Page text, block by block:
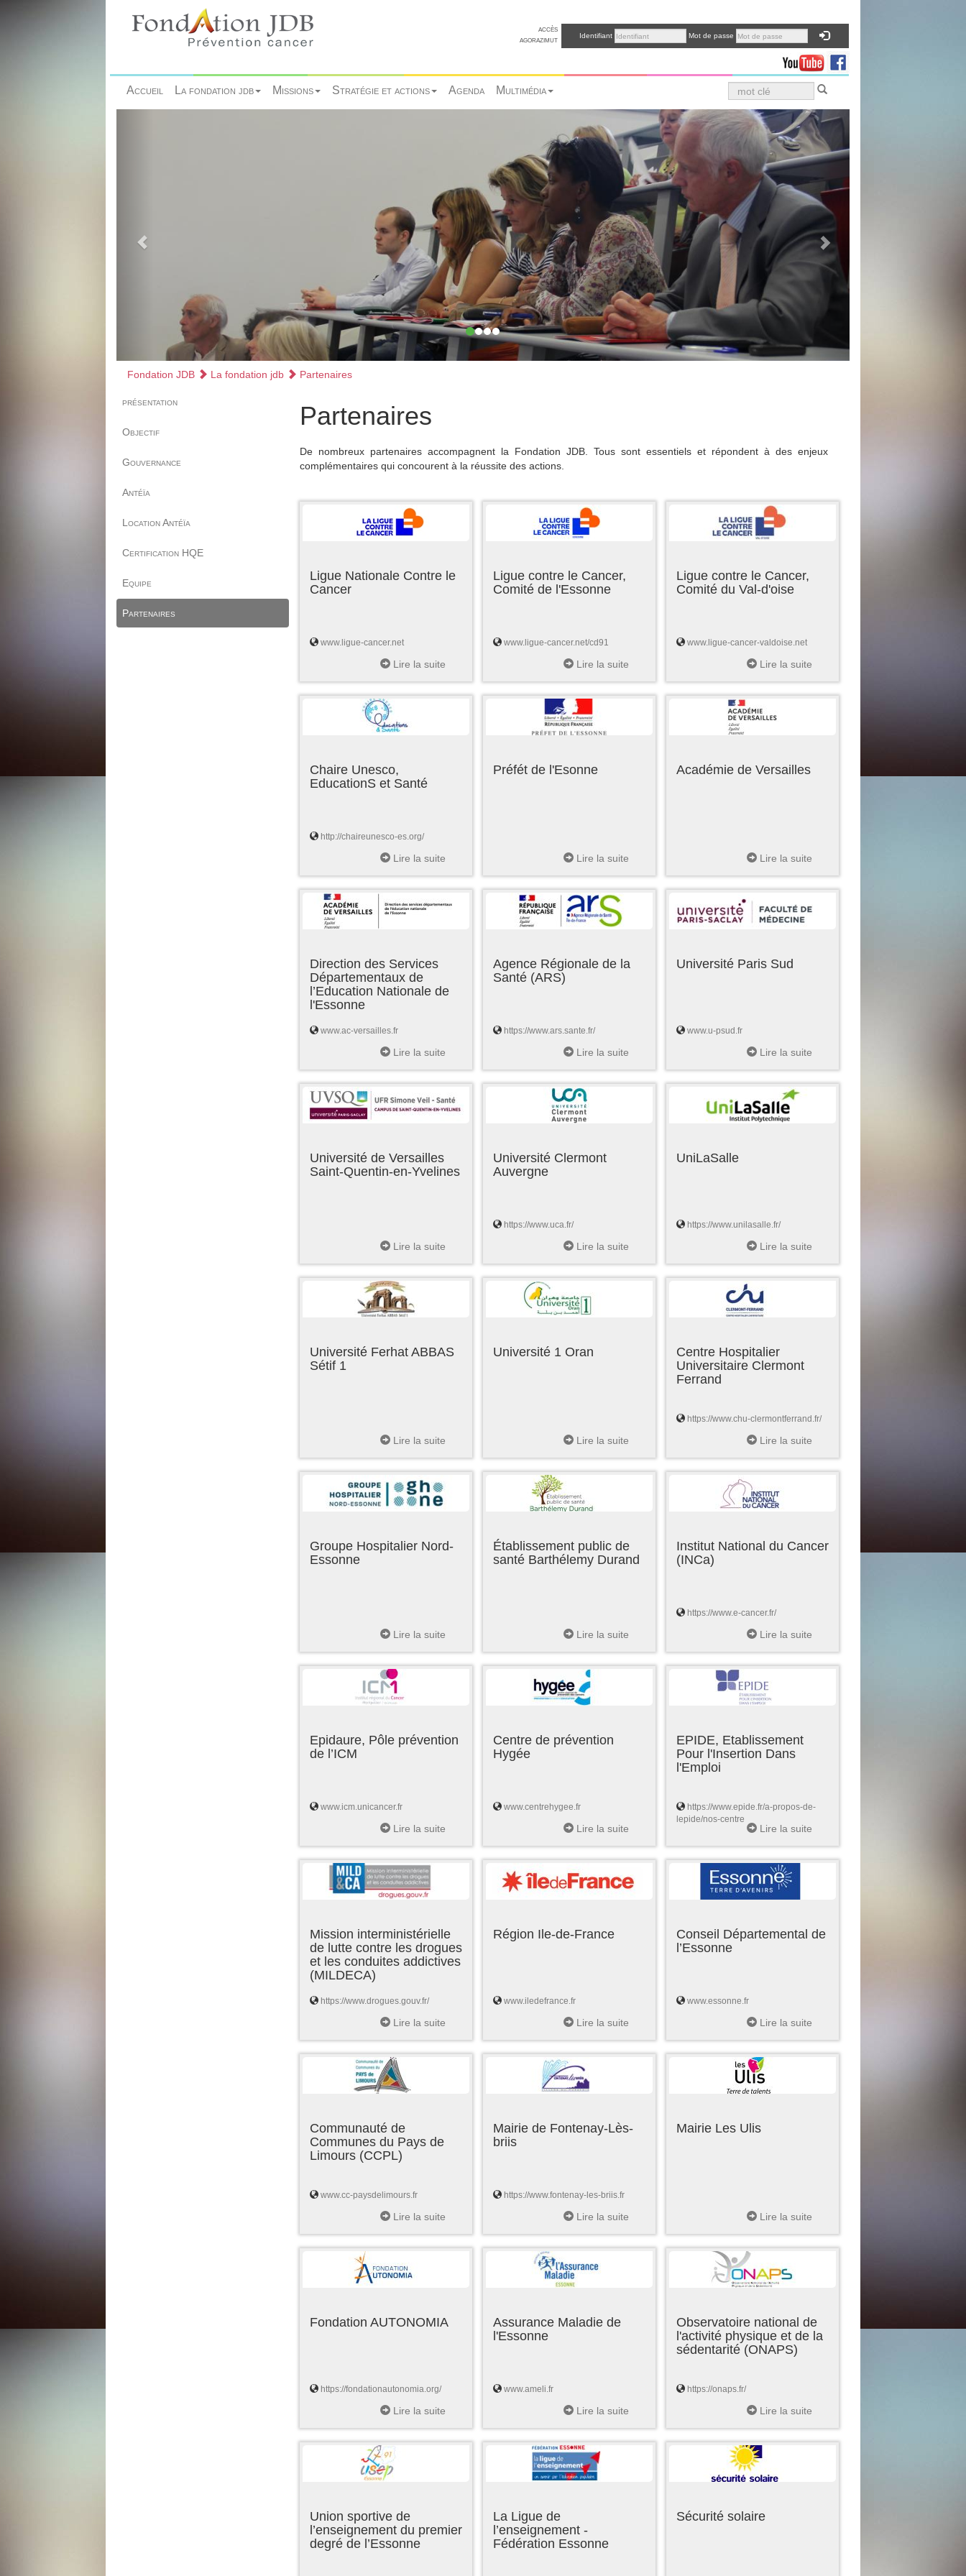
accès
agorazimut
Identifiant Mot de passe
Accueil La fondation jdb Missions Stratégie et actions Agenda Multimédia
Fondation JDB La fondation jdb Partenaires
présentation
Objectif
Gouvernance
Antéïa
Location Antéïa
Certification HQE
Equipe
Partenaires
Partenaires
De nombreux partenaires accompagnent la Fondation JDB. Tous sont essentiels et répondent à des enjeux
complémentaires qui concourent à la réussite des actions.
Ligue Nationale Contre le
Cancer
www.ligue-cancer.net
Lire la suite
Ligue contre le Cancer,
Comité de l'Essonne
www.ligue-cancer.net/cd91
Lire la suite
Ligue contre le Cancer,
Comité du Val-d'oise
www.ligue-cancer-valdoise.net
Lire la suite
Chaire Unesco,
EducationS et Santé
http://chaireunesco-es.org/
Lire la suite
Préfét de l'Esonne
Lire la suite
Académie de Versailles
Lire la suite
Direction des Services
Départementaux de
l’Education Nationale de
l'Essonne
www.ac-versailles.fr
Lire la suite
Agence Régionale de la
Santé (ARS)
https://www.ars.sante.fr/
Lire la suite
Université Paris Sud
www.u-psud.fr
Lire la suite
Université de Versailles
Saint-Quentin-en-Yvelines
Lire la suite
Université Clermont
Auvergne
https://www.uca.fr/
Lire la suite
UniLaSalle
https://www.unilasalle.fr/
Lire la suite
Université Ferhat ABBAS
Sétif 1
Lire la suite
Université 1 Oran
Lire la suite
Centre Hospitalier
Universitaire Clermont
Ferrand
https://www.chu-clermontferrand.fr/
Lire la suite
Groupe Hospitalier Nord-
Essonne
Lire la suite
Établissement public de
santé Barthélemy Durand
Lire la suite
Institut National du Cancer
(INCa)
https://www.e-cancer.fr/
Lire la suite
Epidaure, Pôle prévention
de l’ICM
www.icm.unicancer.fr
Lire la suite
Centre de prévention
Hygée
www.centrehygee.fr
Lire la suite
EPIDE, Etablissement
Pour l'Insertion Dans
l'Emploi
https://www.epide.fr/a-propos-de-
lepide/nos-centre
Lire la suite
Mission interministérielle
de lutte contre les drogues
et les conduites addictives
(MILDECA)
https://www.drogues.gouv.fr/
Lire la suite
Région Ile-de-France
www.iledefrance.fr
Lire la suite
Conseil Départemental de
l’Essonne
www.essonne.fr
Lire la suite
Communauté de
Communes du Pays de
Limours (CCPL)
www.cc-paysdelimours.fr
Lire la suite
Mairie de Fontenay-Lès-
briis
https://www.fontenay-les-briis.fr
Lire la suite
Mairie Les Ulis
Lire la suite
Fondation AUTONOMIA
https://fondationautonomia.org/
Lire la suite
Assurance Maladie de
l'Essonne
www.ameli.fr
Lire la suite
Observatoire national de
l'activité physique et de la
sédentarité (ONAPS)
https://onaps.fr/
Lire la suite
Union sportive de
l’enseignement du premier
degré de l’Essonne
La Ligue de
l’enseignement -
Fédération Essonne
Sécurité solaire